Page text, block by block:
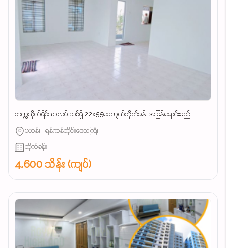
တက္ကသိုလ်ရိပ်သာလမ်းသစ်ရှိ 22x55ပေကျယ်တိုက်ခန်း အမြန်ရောင်းမည်
ဗဟန်း | ရန်ကုန်တိုင်းဒေသကြီး
တိုက်ခန်း
4,600 သိန်း (ကျပ်)